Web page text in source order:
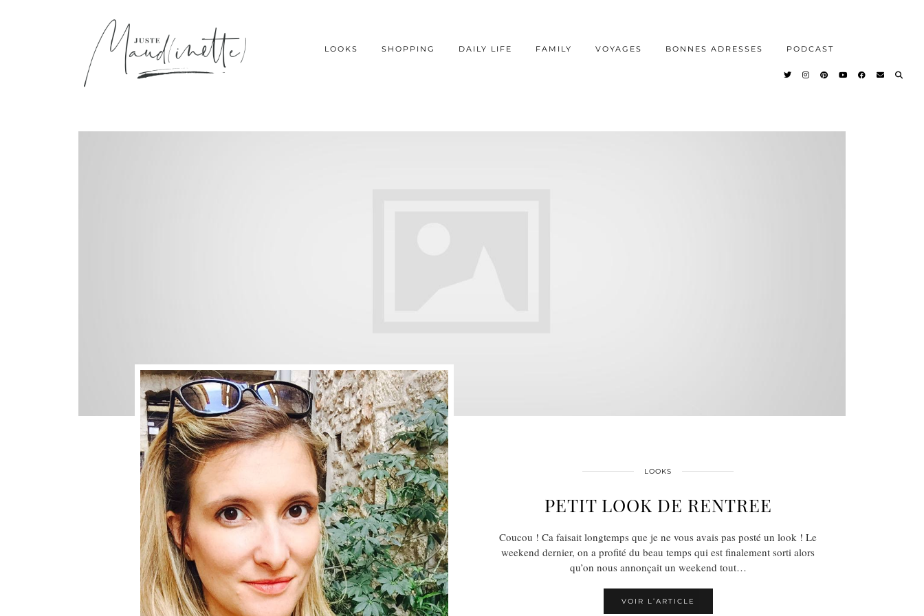
LOOKS SHOPPING DAILY LIFE FAMILY VOYAGES BONNES ADRESSES PODCAST
LOOKS
PETIT LOOK DE RENTREE
Coucou ! Ca faisait longtemps que je ne vous avais pas posté un look ! Le
weekend dernier, on a profité du beau temps qui est finalement sorti alors
qu’on nous annonçait un weekend tout…
VOIR L’ARTICLE